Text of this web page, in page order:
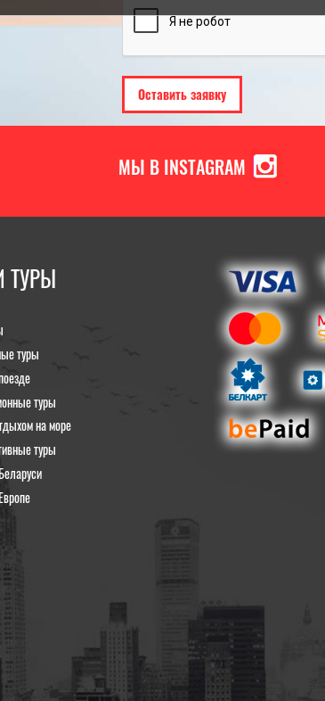
МЫ В INSTAGRAM
ТУРЫ
туры
туры
на море
туры